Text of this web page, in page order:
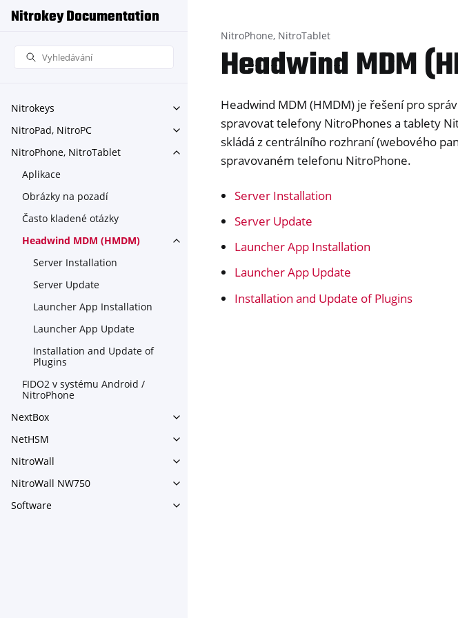
Nitrokey Documentation
Nitrokeys
Toggle navigation of Nitrokeys
NitroPad, NitroPC
Toggle navigation of NitroPad, NitroPC
NitroPhone, NitroTablet
Toggle navigation of NitroPhone, NitroTablet
Aplikace
Obrázky na pozadí
Často kladené otázky
Headwind MDM (HMDM)
Toggle navigation of Headwind MDM (HMDM)
Server Installation
Server Update
Launcher App Installation
Launcher App Update
Installation and Update of
Plugins
FIDO2 v systému Android /
NitroPhone
NextBox
Toggle navigation of NextBox
NetHSM
Toggle navigation of NetHSM
NitroWall
Toggle navigation of NitroWall
NitroWall NW750
Toggle navigation of NitroWall NW750
Software
Toggle navigation of Software
NitroPhone, NitroTablet
Headwind MDM
Headwind MDM (HMDM) je řešení pro
spravovat telefony NitroPhones a tablety
skládá z centrálního rozhraní (webového
spravovaném telefonu NitroPhone.
Server Installation
Server Update
Launcher App Installation
Launcher App Update
Installation and Update of Plugins